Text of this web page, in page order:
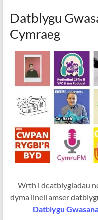
Datblygu
Cymraeg
Wrth i ddatblygiadau
dyma linell amser
Datblygu